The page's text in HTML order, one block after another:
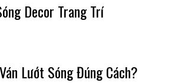
Decor Trang Trí
Lướt Sóng Đúng Cách?